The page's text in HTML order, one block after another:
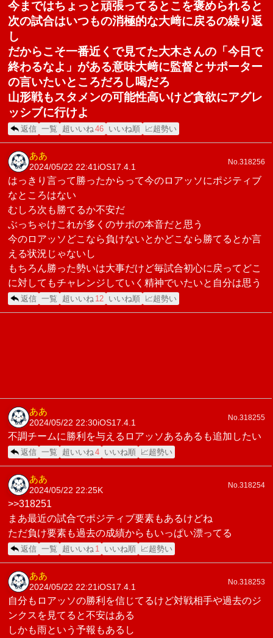
今まではちょっと頑張ってるとこを褒められると
次の試合はいつもの消極的な大﨑に戻るの繰り返
し
だからこそ一番近くで見てた大木さんの「今日で
終わるなよ」がある意味大﨑に監督とサポーター
の言いたいところだろし喝だろ
山形戦もスタメンの可能性高いけど貪欲にアグレ
ッシブに行けよ
返信 一覧 超いいね46 いいね順 📈超勢い
ああ
2024/05/22 22:41iOS17.4.1
No.318256
はっきり言って勝ったからって今のロアッソにポジティブ
なところはない
むしろ次も勝てるか不安だ
ぶっちゃけこれが多くのサポの本音だと思う
今のロアッソどこなら負けないとかどこなら勝てるとか言
える状況じゃないし
もちろん勝った勢いは大事だけど毎試合初心に戻ってどこ
に対してもチャレンジしていく精神でいたいと自分は思う
返信 一覧 超いいね 12 いいね順 📈超勢い
ああ
2024/05/22 22:30iOS17.4.1
No.318255
不調チームに勝利を与えるロアッソあるあるも追加したい
返信 一覧 超いいね4 いいね順 📈超勢い
ああ
2024/05/22 22:25K
No.318254
>>318251
まあ最近の試合でポジティブ要素もあるけどね
ただ負け要素も過去の成績からもいっぱい漂ってる
返信 一覧 超いいね 1 いいね順 📈超勢い
ああ
2024/05/22 22:21iOS17.4.1
No.318253
自分もロアッソの勝利を信じてるけど対戦相手や過去のジ
ンクスを見てると不安はある
しかも雨という予報もあるし